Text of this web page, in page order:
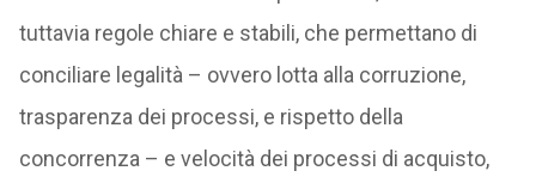
tuttavia regole chiare e stabili, che permettano di
conciliare legalità – ovvero lotta alla corruzione,
trasparenza dei processi, e rispetto della
concorrenza – e velocità dei processi di acquisto,